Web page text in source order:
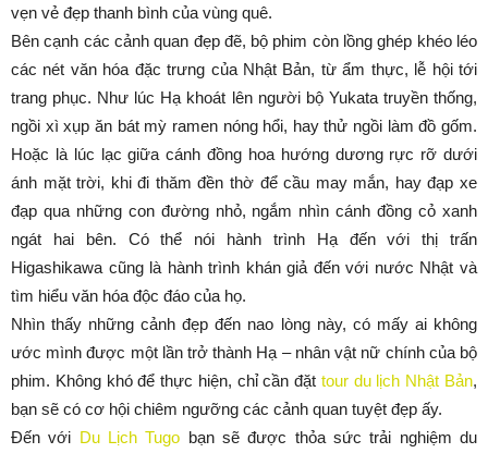
vẹn vẻ đẹp thanh bình của vùng quê.
Bên cạnh các cảnh quan đẹp đẽ, bộ phim còn lồng ghép khéo léo
các nét văn hóa đặc trưng của Nhật Bản, từ ẩm thực, lễ hội tới
trang phục. Như lúc Hạ khoát lên người bộ Yukata truyền thống,
ngồi xì xụp ăn bát mỳ ramen nóng hổi, hay thử ngồi làm đồ gốm.
Hoặc là lúc lạc giữa cánh đồng hoa hướng dương rực rỡ dưới
ánh mặt trời, khi đi thăm đền thờ để cầu may mắn, hay đạp xe
đạp qua những con đường nhỏ, ngắm nhìn cánh đồng cỏ xanh
ngát hai bên. Có thể nói hành trình Hạ đến với thị trấn
Higashikawa cũng là hành trình khán giả đến với nước Nhật và
tìm hiểu văn hóa độc đáo của họ.
Nhìn thấy những cảnh đẹp đến nao lòng này, có mấy ai không
ước mình được một lần trở thành Hạ – nhân vật nữ chính của bộ
phim. Không khó để thực hiện, chỉ cần đặt tour du lịch Nhật Bản,
bạn sẽ có cơ hội chiêm ngưỡng các cảnh quan tuyệt đẹp ấy.
Đến với Du Lịch Tugo bạn sẽ được thỏa sức trải nghiệm du